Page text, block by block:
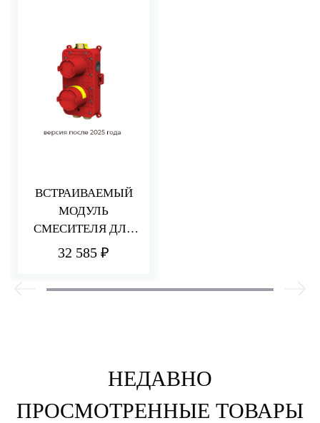
ВСТРАИВАЕМЫЙ
МОДУЛЬ
СМЕСИТЕЛЯ ДЛЯ
ДУША НА 2/3
32 585 ₽
НЕДАВНО
ПРОСМОТРЕННЫЕ ТОВАРЫ